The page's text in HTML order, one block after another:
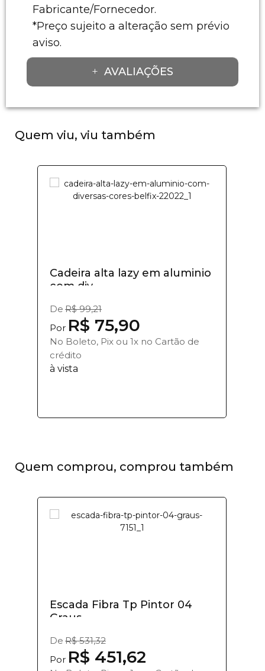
Fabricante/Fornecedor.
*Preço sujeito a alteração sem prévio
aviso.
AVALIAÇÕES
Quem viu, viu também
Cadeira alta lazy em aluminio
com div...
De R$ 99,21
Por R$ 75,90
No Boleto, Pix ou 1x no Cartão de
crédito
à vista
Quem comprou, comprou também
Escada Fibra Tp Pintor 04
Graus
De R$ 531,32
Por R$ 451,62